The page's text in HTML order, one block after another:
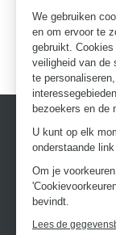
We gebruiken
en om ervoor te
gebruikt.
veiligheid van de
te
bezoekers en de
U kunt op elk
onderstaande
Om je
bevindt.
Lees de